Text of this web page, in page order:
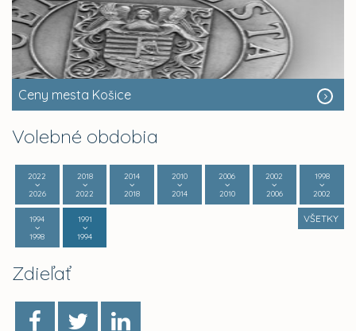
Ceny mesta Košice
Volebné obdobia
2022
2026
2018
2022
2014
2018
2010
2014
2006
2010
2002
2006
1998
2002
1994
1998
1991
1994
VŠETKY
Zdieľať